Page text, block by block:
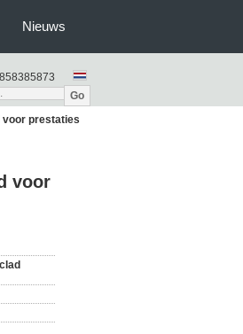
Nieuws
Go
voor prestaties
voor